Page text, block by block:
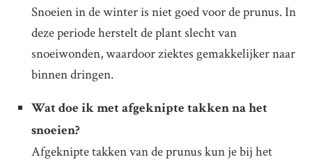
Snoeien in de winter is niet goed voor de prunus. In
deze periode herstelt de plant slecht van
snoeiwonden, waardoor ziektes gemakkelijker naar
binnen dringen.
Wat doe ik met afgeknipte takken na het
snoeien?
Afgeknipte takken van de prunus kun je bij het